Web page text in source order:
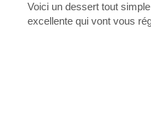
Voici un dessert tout
excellente qui vont vous